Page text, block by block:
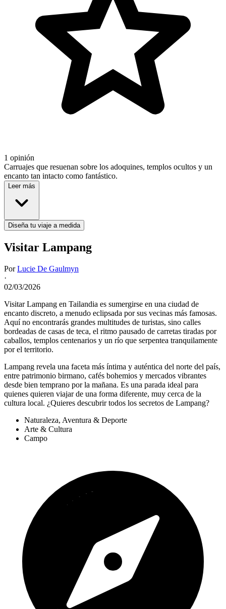
1 opinión
Carruajes que resuenan sobre los adoquines, templos ocultos y un
encanto tan intacto como fantástico.
Leer más
Diseña tu viaje a medida
Visitar Lampang
PorLucie De Gaulmyn
·
02/03/2026
Visitar Lampang en Tailandia es sumergirse en una ciudad de
encanto discreto, a menudo eclipsada por sus vecinas más famosas.
Aquí no encontrarás grandes multitudes de turistas, sino calles
bordeadas de casas de teca, el ritmo pausado de carretas tiradas por
caballos, templos centenarios y un río que serpentea tranquilamente
por el territorio.
Lampang revela una faceta más íntima y auténtica del norte del país,
entre patrimonio birmano, cafés bohemios y mercados vibrantes
desde bien temprano por la mañana. Es una parada ideal para
quienes quieren viajar de una forma diferente, muy cerca de la
cultura local. ¿Quieres descubrir todos los secretos de Lampang?
Naturaleza, Aventura & Deporte
Arte & Cultura
Campo